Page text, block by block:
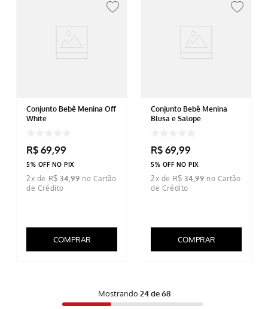
Conjunto Bebê Menina Off
White
R$ 69,99
5% OFF NO PIX
2x de R$ 34,99
COMPRAR
Conjunto Bebê Menina
Blusa e Salope
R$ 69,99
5% OFF NO PIX
2x de R$ 34,99
COMPRAR
Mostrando 24 de 68